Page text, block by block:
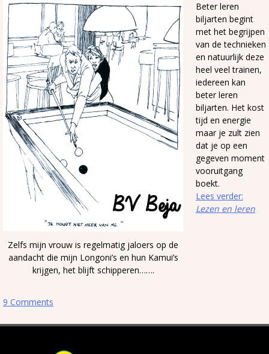
Zelfs mijn vrouw is regelmatig jaloers op de
aandacht die mijn Longoni’s en hun Kamui’s
krijgen, het blijft schipperen…….
Beter leren
biljarten begint
met het begrijpen
van de technieken
en natuurlijk deze
heel veel trainen,
iedereen kan
beter leren
biljarten. Het kost
tijd en energie
maar je zult zien
dat je op een
gegeven moment
vooruitgang
boekt.
Lees verder:
Lezen en leren
9 Comments